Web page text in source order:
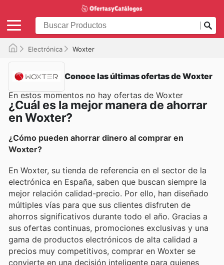
Electrónica Woxter
Conoce las últimas ofertas de Woxter
En estos momentos no hay ofertas de Woxter
¿Cuál es la mejor manera de ahorrar
en Woxter?
¿Cómo pueden ahorrar dinero al comprar en
Woxter?
En Woxter, su tienda de referencia en el sector de la
electrónica en España, saben que buscan siempre la
mejor relación calidad-precio. Por ello, han diseñado
múltiples vías para que sus clientes disfruten de
ahorros significativos durante todo el año. Gracias a
sus ofertas continuas, promociones exclusivas y una
gama de productos electrónicos de alta calidad a
precios muy competitivos, comprar en Woxter se
convierte en una decisión inteligente para quienes